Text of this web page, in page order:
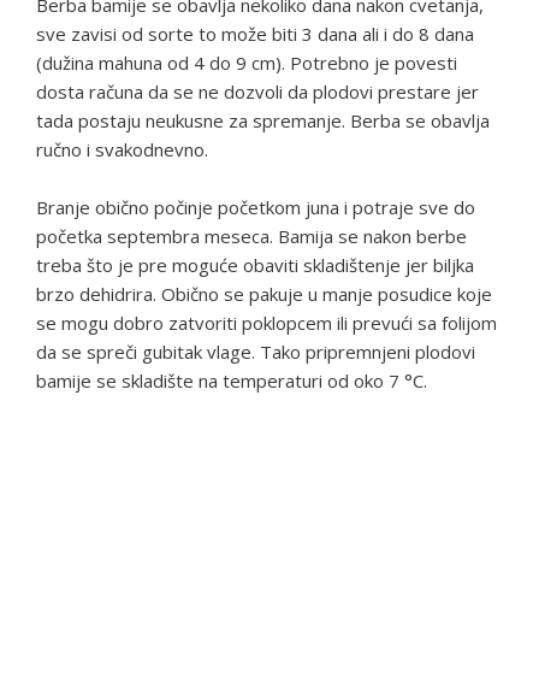
sve zavisi od sorte to može biti 3 dana ali i do 8 dana
(dužina mahuna od 4 do 9 cm). Potrebno je povesti
dosta računa da se ne dozvoli da plodovi prestare jer
tada postaju neukusne za spremanje. Berba se obavlja
ručno i svakodnevno.
Branje obično počinje početkom juna i potraje sve do
početka septembra meseca. Bamija se nakon berbe
treba što je pre moguće obaviti skladištenje jer biljka
brzo dehidrira. Obično se pakuje u manje posudice koje
se mogu dobro zatvoriti poklopcem ili prevući sa folijom
da se spreči gubitak vlage. Tako pripremnjeni plodovi
bamije se skladište na temperaturi od oko 7 °C.